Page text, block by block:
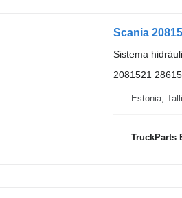
Sistema
2081521
Estonia,
TruckParts